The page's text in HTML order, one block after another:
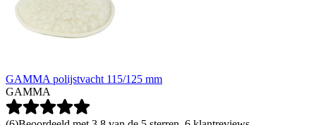
GAMMA polijstvacht 115/125 mm
GAMMA